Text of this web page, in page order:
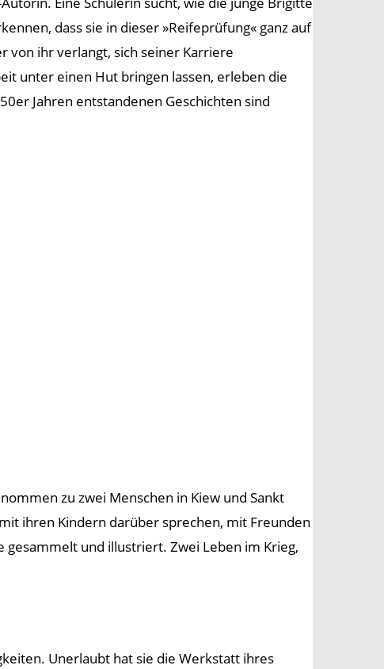
dass sie in dieser »Reifeprüfung« ganz auf
von ihr verlangt, sich seiner Karriere
unter einen Hut bringen lassen, erleben die
Jahren entstandenen Geschichten sind
zu zwei Menschen in Kiew und Sankt
ihren Kindern darüber sprechen, mit Freunden
gesammelt und illustriert. Zwei Leben im Krieg,
Unerlaubt hat sie die Werkstatt ihres